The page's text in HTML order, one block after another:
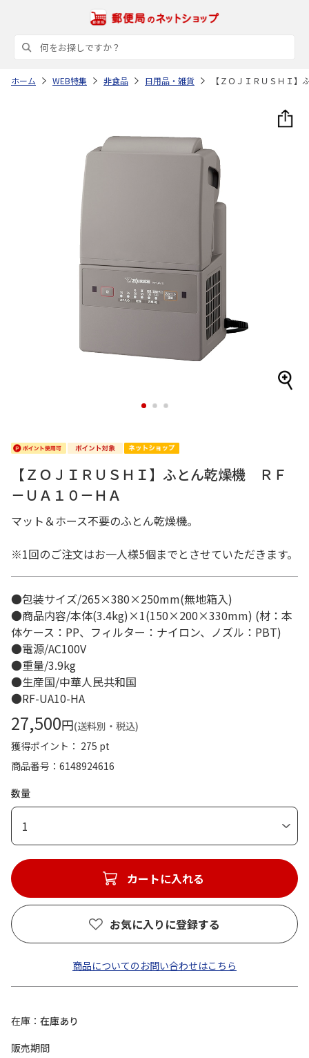
ホーム WEB特集 非食品 日用品・雑貨 【ＺＯＪＩＲＵＳＨＩ
1 2 3
【ＺＯＪＩＲＵＳＨＩ】ふとん乾燥機 ＲＦ
－ＵＡ１０－ＨＡ
マット＆ホース不要のふとん乾燥機。
※1回のご注文はお一人様5個までとさせていただきます。
●包装サイズ/265×380×250mm(無地箱入)
●商品内容/本体(3.4kg)×1(150×200×330mm) (材：本
体ケース：PP、フィルター：ナイロン、ノズル：PBT)
●電源/AC100V
●重量/3.9kg
●生産国/中華人民共和国
●RF-UA10-HA
27,500円(送料別・税込)
獲得ポイント： 275 pt
商品番号
6148924616
数量
1
カートに入れる
お気に入りに登録する
商品についてのお問い合わせはこちら
在庫
在庫あり
販売期間